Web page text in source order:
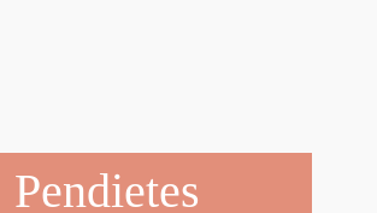
Pendietes